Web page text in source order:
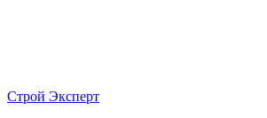
Строй Эксперт